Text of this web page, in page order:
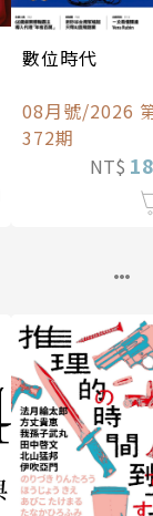
數位時代
08月號/2026
372期
NT$